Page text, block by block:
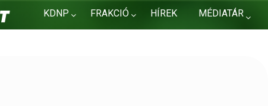
KDNP FRAKCIÓ HÍREK MÉDIATÁR